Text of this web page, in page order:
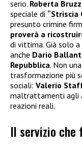
serio. Roberta
speciale di “Striscia
presunto crimine
proverà a
di vittima. Già solo
anche Dario
Repubblica. Non
trasformazione più
sociali: Valerio
maltrattamenti agli
reazioni reali.
Il servizio che